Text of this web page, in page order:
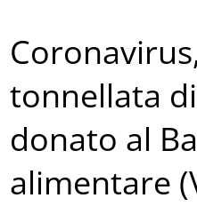
tonnellata
donato al
alimentare